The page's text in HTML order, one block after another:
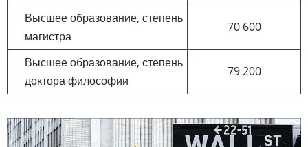
Высшее образование, степень
магистра
70 600
Высшее образование, степень
доктора философии
79 200